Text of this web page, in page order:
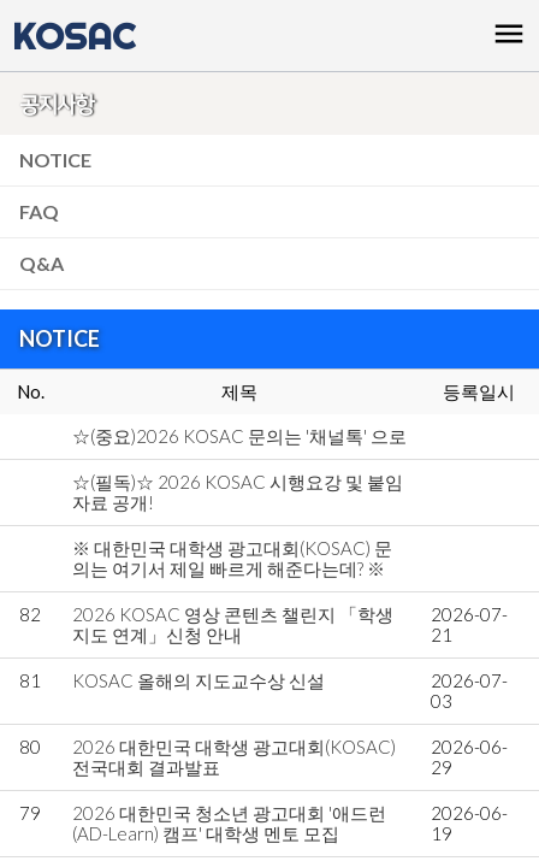
KOSAC menu
공지사항
NOTICE
FAQ
Q&A
NOTICE
No. 제목 등록일시
☆(중요)2026 KOSAC 문의는 '채널톡' 으로
☆(필독)☆ 2026 KOSAC 시행요강 및 붙임
자료 공개!
※ 대한민국 대학생 광고대회(KOSAC) 문
의는 여기서 제일 빠르게 해준다는데? ※
82
2026 KOSAC 영상 콘텐츠 챌린지 「학생
지도 연계」신청 안내
2026-07-
21
81 KOSAC 올해의 지도교수상 신설
2026-07-
03
80
2026 대한민국 대학생 광고대회(KOSAC)
전국대회 결과발표
2026-06-
29
79
2026 대한민국 청소년 광고대회 '애드런
(AD-Learn) 캠프' 대학생 멘토 모집
2026-06-
19